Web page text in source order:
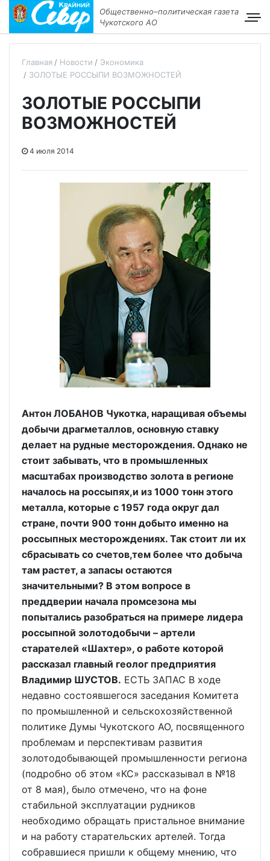
Общественно–политическая газета
Чукотского АО
Главная Новости
Экономика
ЗОЛОТЫЕ РОССЫПИ ВОЗМОЖНОСТЕЙ
ЗОЛОТЫЕ РОССЫПИ
ВОЗМОЖНОСТЕЙ
4 июля 2014
Антон ЛОБАНОВ Чукотка, наращивая объемы
добычи драгметаллов, основную ставку
делает на рудные месторождения. Однако не
стоит забывать, что в промышленных
масштабах производство золота в регионе
началось на россыпях,и из 1000 тонн этого
металла, которые с 1957 года округ дал
стране, почти 900 тонн добыто именно на
россыпных месторождениях. Так стоит ли их
сбрасывать со счетов,тем более что добыча
там растет, а запасы остаются
значительными? В этом вопросе в
преддверии начала промсезона мы
попытались разобраться на примере лидера
россыпной золотодобычи – артели
старателей «Шахтер», о работе которой
рассказал главный геолог предприятия
Владимир ШУСТОВ. ЕСТЬ ЗАПАС В ходе
недавно состоявшегося заседания Комитета
по промышленной и сельскохозяйственной
политике Думы Чукотского АО, посвященного
проблемам и перспективам развития
золотодобывающей промышленности региона
(подробно об этом «КС» рассказывал в №18
от 8 мая), было отмечено, что на фоне
стабильной эксплуатации рудников
необходимо обращать пристальное внимание
и на работу старательских артелей. Тогда
собравшиеся пришли к общему мнению, что